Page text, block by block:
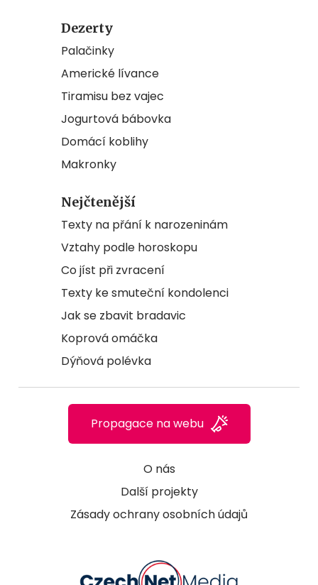
Dezerty
Palačinky
Americké lívance
Tiramisu bez vajec
Jogurtová bábovka
Domácí koblihy
Makronky
Nejčtenější
Texty na přání k narozeninám
Vztahy podle horoskopu
Co jíst při zvracení
Texty ke smuteční kondolenci
Jak se zbavit bradavic
Koprová omáčka
Dýňová polévka
O nás
Další projekty
Zásady ochrany osobních údajů
Propagace na webu